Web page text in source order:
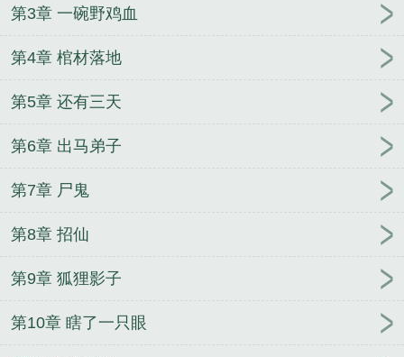
复苏
从家徒四壁到万里江山
神医娘亲一出门，各地
浴血雨花台：抗日之狂野步兵连
兰月魏清尘魏清风
免费阅读
网游：剑破岁月长河你们不该降临
长生：
兰月魏清尘小说叫什
么名字 重生：金融巨子归来为爱涤荡乾坤
第3章 一碗野鸡血
第4章 棺材落地
第5章 还有三天
第6章 出马弟子
第7章 尸鬼
第8章 招仙
第9章 狐狸影子
第10章 瞎了一只眼